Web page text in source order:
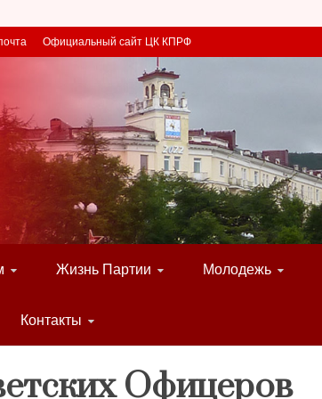
Официальный сайт ЦК КПРФ
Жизнь Партии Молодежь
Контакты
Офицеров